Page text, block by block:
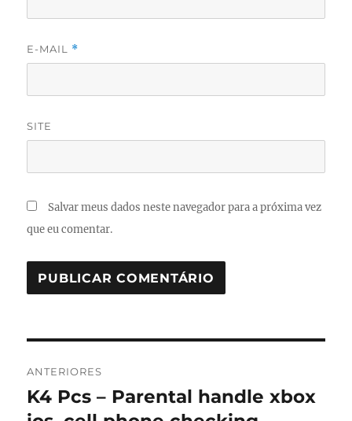
E-MAIL *
SITE
Salvar meus dados neste navegador para a próxima vez
que eu comentar.
de
ANTERIORES
Post
anterior:
K4 Pcs – Parental handle xbox